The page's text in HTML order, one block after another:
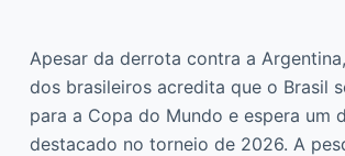
Apesar da derrota contra a
dos brasileiros acredita que o Brasil
para a Copa do Mundo e espera um
destacado no torneio de 2026. A